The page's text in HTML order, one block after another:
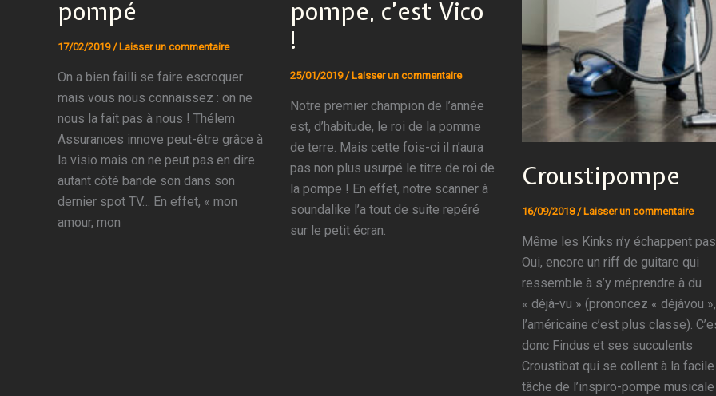
pompé
17/02/2019/ Laisser un commentaire
On a bien failli se faire escroquer
mais vous nous connaissez : on ne
nous la fait pas à nous ! Thélem
Assurances innove peut-être grâce à
la visio mais on ne peut pas en dire
autant côté bande son dans son
dernier spot TV… En effet, « mon
amour, mon
pompe, c’est Vico
!
25/01/2019/ Laisser un commentaire
Notre premier champion de l’année
est, d’habitude, le roi de la pomme
de terre. Mais cette fois-ci il n’aura
pas non plus usurpé le titre de roi de
la pompe ! En effet, notre scanner à
soundalike l’a tout de suite repéré
sur le petit écran.
Croustipompe
16/09/2018/ Laisser un commentaire
Même les Kinks n’y échappent
Oui, encore un riff de guitare qui
ressemble à s’y méprendre à du
« déjà-vu » (prononcez « déjàvou
l’américaine c’est plus classe).
donc Findus et ses succulents
Croustibat qui se collent à la facile
tâche de l’inspiro-pompe musicale